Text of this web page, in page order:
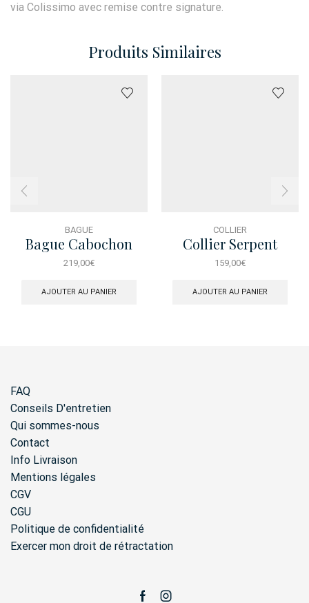
via Colissimo avec remise contre signature.
Produits Similaires
BAGUE
Bague Cabochon
Fuchsia Macropave
T54
219,00€
AJOUTER AU PANIER
COLLIER
Collier Serpent
159,00€
AJOUTER AU PANIER
FAQ
Conseils D'entretien
Qui sommes-nous
Contact
Info Livraison
Mentions légales
CGV
CGU
Politique de confidentialité
Exercer mon droit de rétractation